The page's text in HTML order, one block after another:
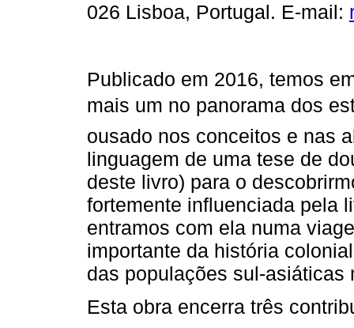
026 Lisboa, Portugal. E-mail:
Publicado em 2016, temos
mais um no panorama dos
ousado nos conceitos e nas
linguagem de uma tese de
deste livro) para o
fortemente influenciada pela
entramos com ela numa
importante da história
das populações sul-asiáticas
Esta obra encerra três